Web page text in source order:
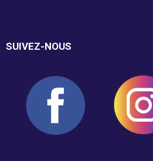
Dépannage alimentaire
Campagne de financement
SUIVEZ-NOUS